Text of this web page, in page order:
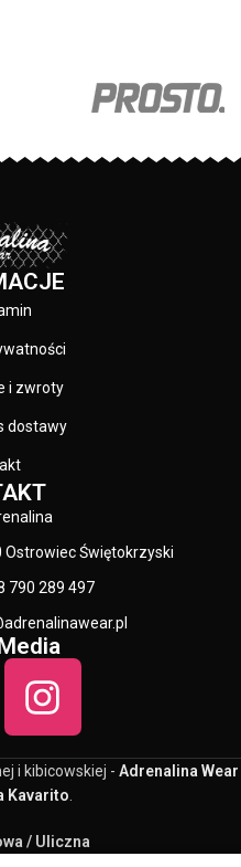
i zwroty
dostawy
Ostrowiec Świętokrzyski
790 289 497
i kibicowskiej - Adrenalina Wear
Kavarito.
/ Uliczna